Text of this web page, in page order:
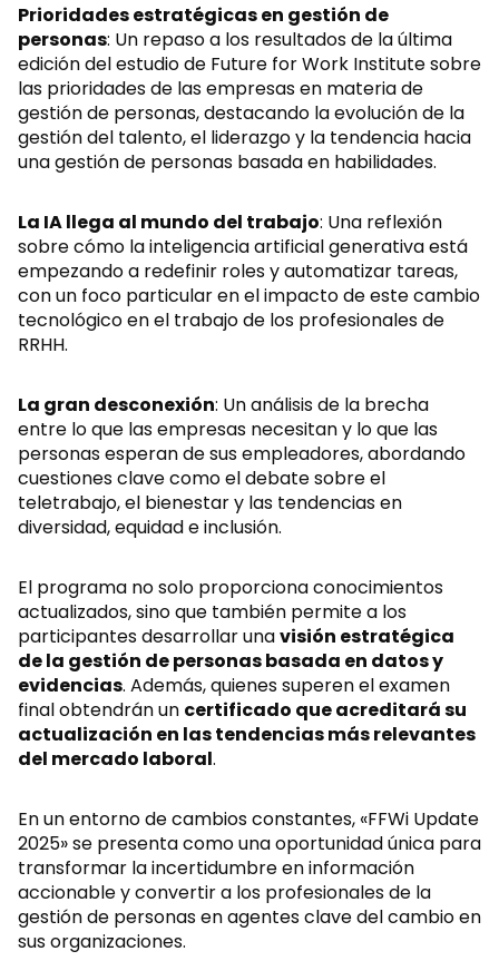
Prioridades estratégicas en gestión de
personas: Un repaso a los resultados de la última
edición del estudio de Future for Work Institute sobre
las prioridades de las empresas en materia de
gestión de personas, destacando la evolución de la
gestión del talento, el liderazgo y la tendencia hacia
una gestión de personas basada en habilidades.
La IA llega al mundo del trabajo: Una reflexión
sobre cómo la inteligencia artificial generativa está
empezando a redefinir roles y automatizar tareas,
con un foco particular en el impacto de este cambio
tecnológico en el trabajo de los profesionales de
RRHH.
La gran desconexión: Un análisis de la brecha
entre lo que las empresas necesitan y lo que las
personas esperan de sus empleadores, abordando
cuestiones clave como el debate sobre el
teletrabajo, el bienestar y las tendencias en
diversidad, equidad e inclusión.
El programa no solo proporciona conocimientos
actualizados, sino que también permite a los
participantes desarrollar unavisión estratégica
de la gestión de personas basada en datos y
evidencias. Además, quienes superen el examen
final obtendrán un certificado que acreditará su
actualización en las tendencias más relevantes
del mercado laboral.
En un entorno de cambios constantes, «FFWi Update
2025» se presenta como una oportunidad única para
transformar la incertidumbre en información
accionable y convertir a los profesionales de la
gestión de personas en agentes clave del cambio en
sus organizaciones.